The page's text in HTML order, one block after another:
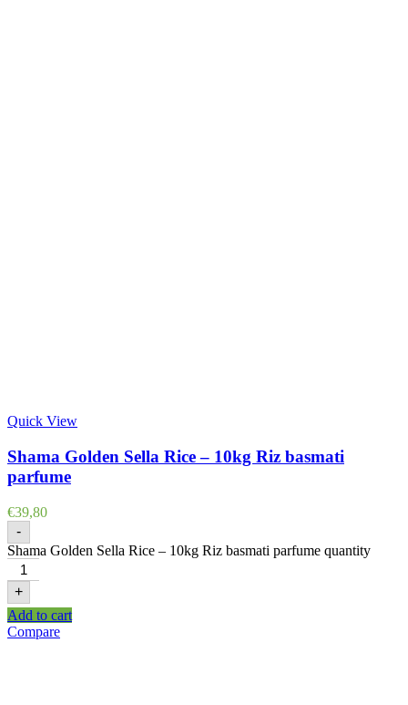
Quick View
Shama Golden Sella Rice – 10kg Riz basmati
parfume
€39,80
-
Shama Golden Sella Rice – 10kg Riz basmati parfume quantity
+
Add to cart
Compare